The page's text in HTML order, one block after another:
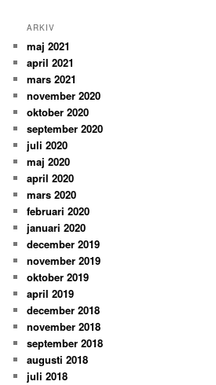
ARKIV
maj 2021
april 2021
mars 2021
november 2020
oktober 2020
september 2020
juli 2020
maj 2020
april 2020
mars 2020
februari 2020
januari 2020
december 2019
november 2019
oktober 2019
april 2019
december 2018
november 2018
september 2018
augusti 2018
juli 2018